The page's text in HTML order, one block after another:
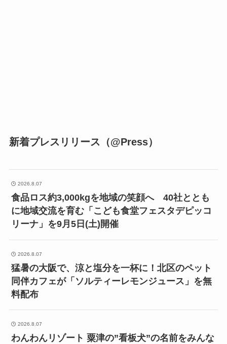
新着プレスリリース（@Press）
2026.8.07
食品ロス約3,000kgを地域の笑顔へ 40社ととも
に地域交流を育む「こども食堂フェスタデピッコ
リーナ」を9月5日(土)開催
2026.8.07
猛暑の大阪で、涼と塩分を一杯に！北区のペット
同伴カフェが「ソルティーレモンジュース」を無
料配布
2026.8.07
わんわんリゾート 粟津の”看板犬”の名前をみんな